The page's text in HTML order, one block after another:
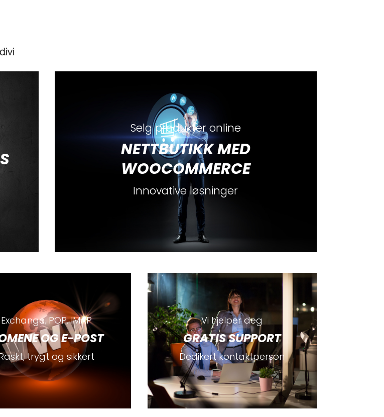
Selg produkter online
NETTBUTIKK MED
WOOCOMMERCE
Innovative løsninger
Exchange. POP. IMAP
OG E-POST
trygt og sikkert
Vi hjelper deg
GRATIS SUPPORT
Dedikert kontaktperson